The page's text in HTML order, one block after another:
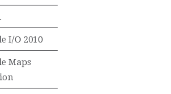
I/O 2010
Maps